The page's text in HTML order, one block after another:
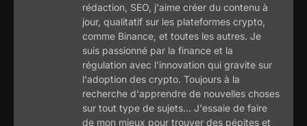
rédaction, SEO, j'aime créer du contenu à
jour, qualitatif sur les plateformes crypto,
comme Binance, et toutes les autres. Je
suis passionné par la finance et la
régulation avec l'innovation qui gravite sur
l'adoption des crypto. Toujours à la
recherche d'apprendre de nouvelles choses
sur tout type de sujets... J'essaie de faire
de mon mieux pour trouver des pépites et